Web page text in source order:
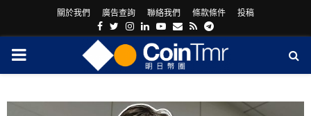
關於我們 廣告查詢 聯絡我們 條款條件 投稿
Facebook
Twitter
Instagram
LinkedinYoutube
Email
RssTelegram
PRIMARY